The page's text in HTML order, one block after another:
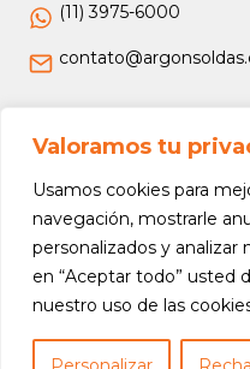
Valoramos tu
Usamos cookies para
navegación, mostrarle
personalizados y analizar
en “Aceptar todo” usted
nuestro uso de las
(11) 3975-6000
Jurídico
Termos e Condições
Política de Privacidade
Política de Devolução